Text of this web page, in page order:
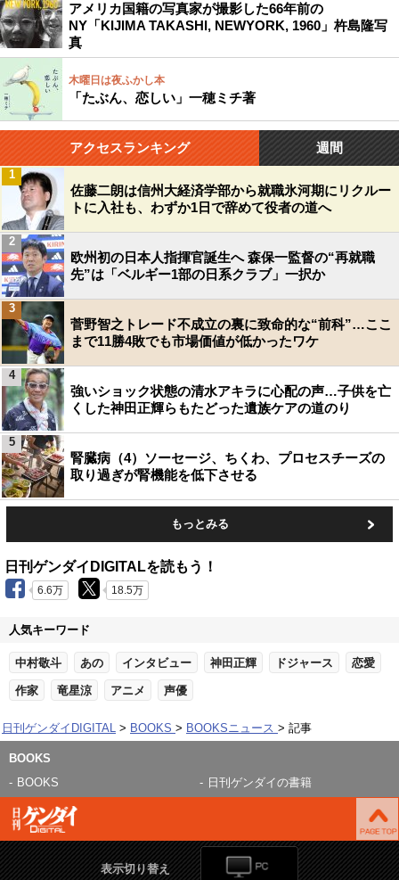
アメリカ国籍の写真家が撮影した66年前の
NY「KIJIMA TAKASHI, NEWYORK, 1960」杵島隆写
真
木曜日は夜ふかし本
「たぶん、恋しい」一穂ミチ著
アクセスランキング 週間
佐藤二朗は信州大経済学部から就職氷河期にリクルー
トに入社も、わずか1日で辞めて役者の道へ
1
欧州初の日本人指揮官誕生へ 森保一監督の“再就職
先”は「ベルギー1部の日系クラブ」一択か
2
菅野智之トレード不成立の裏に致命的な“前科”…ここ
まで11勝4敗でも市場価値が低かったワケ
3
強いショック状態の清水アキラに心配の声…子供を亡
くした神田正輝らもたどった遺族ケアの道のり
4
腎臓病（4）ソーセージ、ちくわ、プロセスチーズの
取り過ぎが腎機能を低下させる
5
もっとみる
日刊ゲンダイDIGITALを読もう！
6.6万 18.5万
人気キーワード
中村敬斗 あの インタビュー 神田正輝 ドジャース 恋愛
作家 竜星涼 アニメ 声優
日刊ゲンダイDIGITAL BOOKS BOOKSニュース 記事
BOOKS
BOOKS
日刊ゲンダイの書籍
表示切り替え